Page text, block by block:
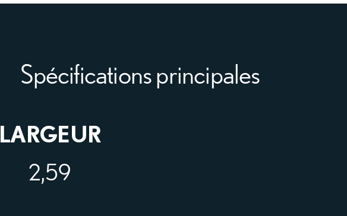
Spécifications principales
LARGEUR
2,59